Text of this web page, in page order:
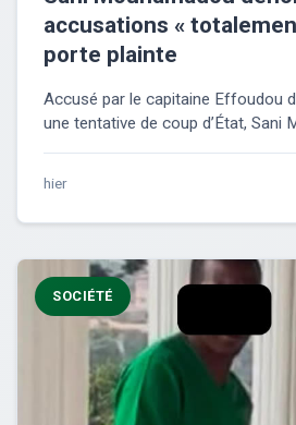
accusations «
porte plainte
Accusé par le capitaine Effoudou
une tentative de coup d’État, Sani
hier
SOCIÉTÉ